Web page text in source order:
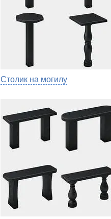
Столик на могилу